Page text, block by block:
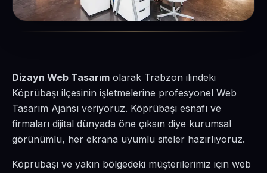
Dizayn Web Tasarım olarak Trabzon ilindeki
Köprübaşı ilçesinin işletmelerine profesyonel Web
Tasarım Ajansı veriyoruz. Köprübaşı esnafı ve
firmaları dijital dünyada öne çıksın diye kurumsal
görünümlü, her ekrana uyumlu siteler hazırlıyoruz.
Köprübaşı ve yakın bölgedeki müşterilerimiz için web